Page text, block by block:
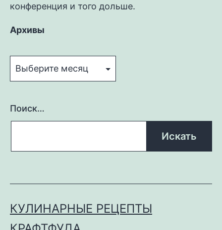
конференция и того дольше.
Архивы
Поиск…
КУЛИНАРНЫЕ РЕЦЕПТЫ